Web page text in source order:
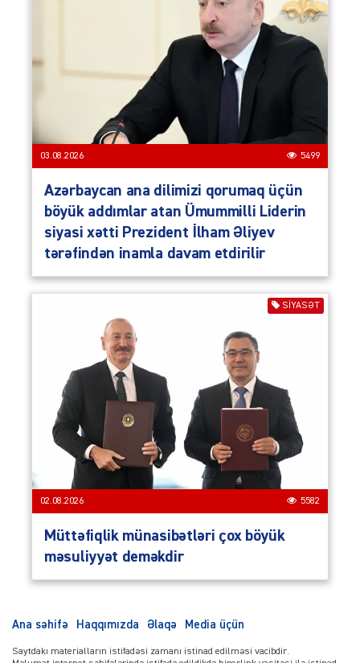
03.08.2026 5499
Azərbaycan ana dilimizi qorumaq üçün
böyük addımlar atan Ümummilli Liderin
siyasi xətti Prezident İlham Əliyev
tərəfindən inamla davam etdirilir
SIYASƏT
02.08.2026 5582
Müttəfiqlik münasibətləri çox böyük
məsuliyyət deməkdir
Ana səhifə Haqqımızda Əlaqə Media üçün
Saytdakı materialların istifadəsi zamanı istinad edilməsi vacibdir.